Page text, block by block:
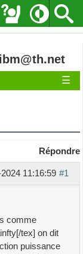
☰
Répondre
#1
11:16:59
comme
tex] on dit
puissance